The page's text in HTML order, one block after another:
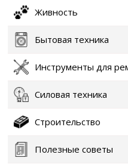
Живность
Бытовая техника
Инструменты для
Силовая техника
Строительство
Полезные советы